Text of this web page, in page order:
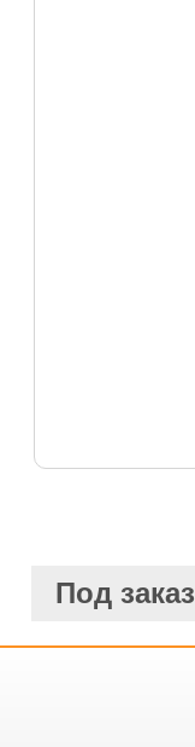
Под заказ